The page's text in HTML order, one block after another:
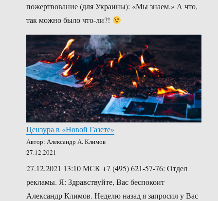
пожертвование (для Украины): «Мы знаем.» А что,
так можно было что-ли?!
Цензура в «Новой Газете»
Автор: Александр А. Климов
27.12.2021
27.12.2021 13:10 МСК +7 (495) 621-57-76: Отдел
рекламы. Я: Здравствуйте, Вас беспокоит
Александр Климов. Неделю назад я запросил у Вас